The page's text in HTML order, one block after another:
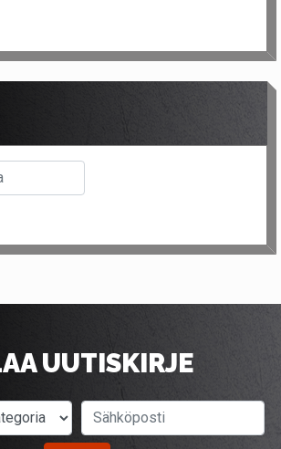
UUTISKIRJE
tuotekategoria